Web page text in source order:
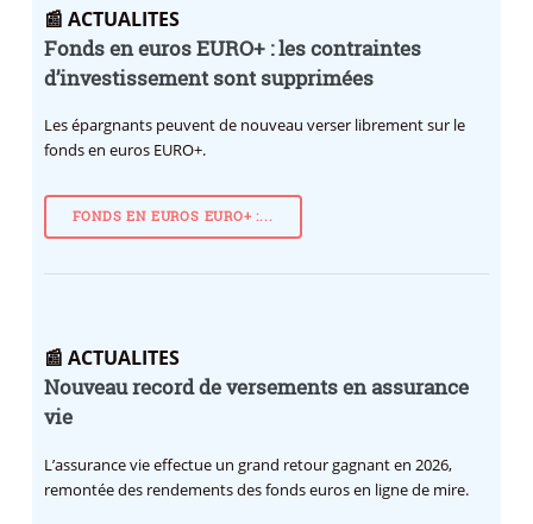
📰 ACTUALITES
Fonds en euros EURO+ : les contraintes
d’investissement sont supprimées
Les épargnants peuvent de nouveau verser librement sur le
fonds en euros EURO+.
FONDS EN EUROS EURO+ :...
📰 ACTUALITES
Nouveau record de versements en assurance
vie
L’assurance vie effectue un grand retour gagnant en 2026,
remontée des rendements des fonds euros en ligne de mire.